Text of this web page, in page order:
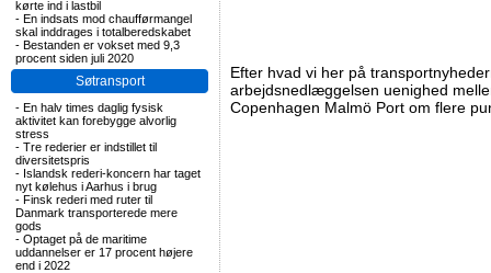
kørte ind i lastbil
- En indsats mod chaufførmangel
skal inddrages i totalberedskabet
- Bestanden er vokset med 9,3
procent siden juli 2020
Søtransport
- En halv times daglig fysisk
aktivitet kan forebygge alvorlig
stress
- Tre rederier er indstillet til
diversitetspris
- Islandsk rederi-koncern har taget
nyt kølehus i Aarhus i brug
- Finsk rederi med ruter til
Danmark transporterede mere
gods
- Optaget på de maritime
uddannelser er 17 procent højere
end i 2022
Efter hvad vi her på
arbejdsnedlæggelsen uenighed
Copenhagen Malmö Port om flere